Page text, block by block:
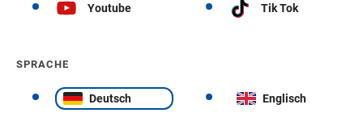
Youtube Tik Tok
SPRACHE
Deutsch Englisch